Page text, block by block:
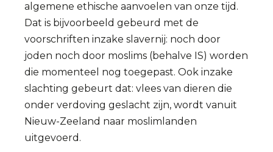
algemene ethische aanvoelen van onze tijd.
Dat is bijvoorbeeld gebeurd met de
voorschriften inzake slavernij: noch door
joden noch door moslims (behalve IS) worden
die momenteel nog toegepast. Ook inzake
slachting gebeurt dat: vlees van dieren die
onder verdoving geslacht zijn, wordt vanuit
Nieuw-Zeeland naar moslimlanden
uitgevoerd.